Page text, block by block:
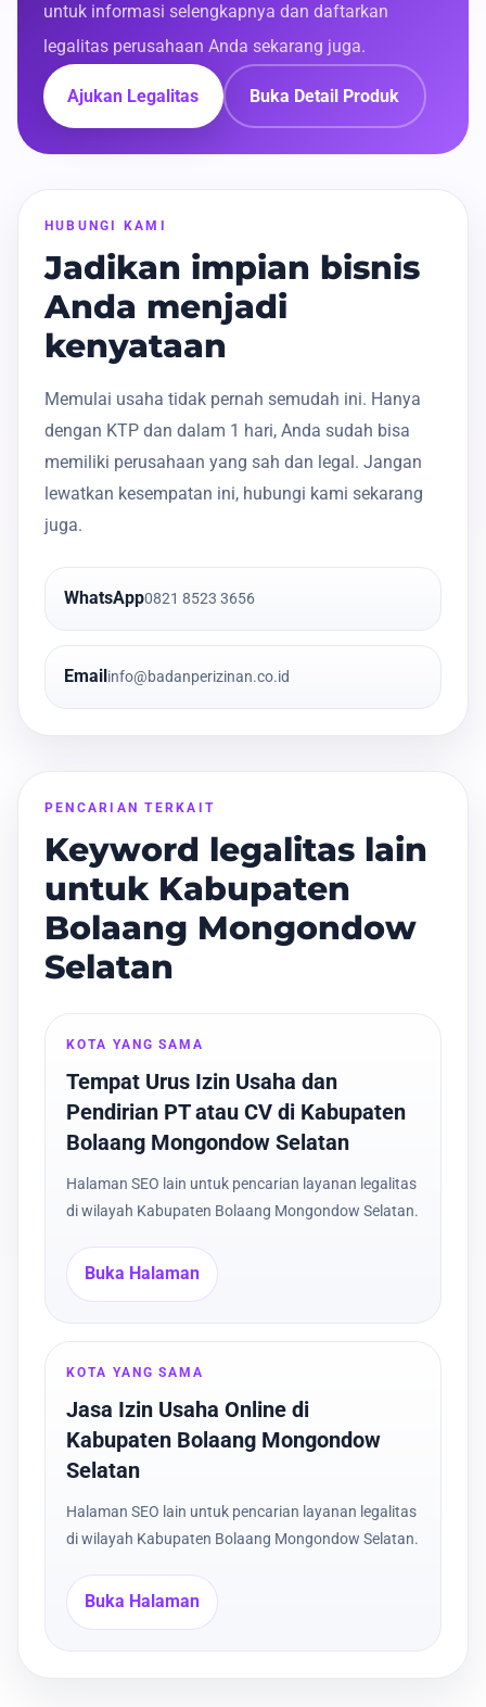
untuk informasi selengkapnya dan daftarkan
legalitas perusahaan Anda sekarang juga.
Ajukan Legalitas Buka Detail Produk
HUBUNGI KAMI
Jadikan impian bisnis
Anda menjadi
kenyataan
Memulai usaha tidak pernah semudah ini. Hanya
dengan KTP dan dalam 1 hari, Anda sudah bisa
memiliki perusahaan yang sah dan legal. Jangan
lewatkan kesempatan ini, hubungi kami sekarang
juga.
WhatsApp0821 8523 3656
Email info@badanperizinan.co.id
PENCARIAN TERKAIT
Keyword legalitas lain
untuk Kabupaten
Bolaang Mongondow
Selatan
KOTA YANG SAMA
Tempat Urus Izin Usaha dan
Pendirian PT atau CV di Kabupaten
Bolaang Mongondow Selatan
Halaman SEO lain untuk pencarian layanan legalitas
di wilayah Kabupaten Bolaang Mongondow Selatan.
Buka Halaman
KOTA YANG SAMA
Jasa Izin Usaha Online di
Kabupaten Bolaang Mongondow
Selatan
Halaman SEO lain untuk pencarian layanan legalitas
di wilayah Kabupaten Bolaang Mongondow Selatan.
Buka Halaman